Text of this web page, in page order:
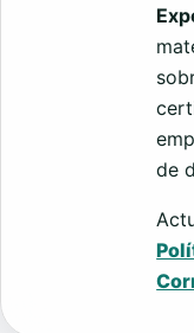
de